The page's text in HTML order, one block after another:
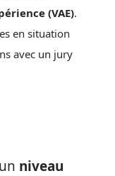
(VAE).
en situation
avec un jury
niveau